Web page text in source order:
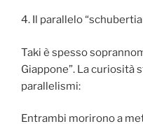
4. Il parallelo
Taki è spesso
Giappone”. La curiosità
parallelismi:
Entrambi morirono a